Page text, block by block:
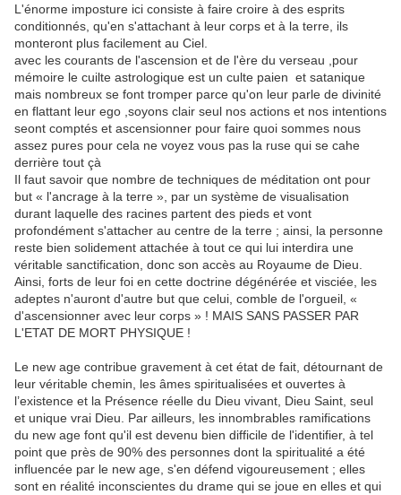
L'énorme imposture ici consiste à faire croire à des esprits
conditionnés, qu'en s'attachant à leur corps et à la terre, ils
monteront plus facilement au Ciel.
avec les courants de l'ascension et de l'ère du verseau ,pour
mémoire le cuilte astrologique est un culte paien et satanique
mais nombreux se font tromper parce qu'on leur parle de divinité
en flattant leur ego ,soyons clair seul nos actions et nos intentions
seont comptés et ascensionner pour faire quoi sommes nous
assez pures pour cela ne voyez vous pas la ruse qui se cahe
derrière tout çà
Il faut savoir que nombre de techniques de méditation ont pour
but « l'ancrage à la terre », par un système de visualisation
durant laquelle des racines partent des pieds et vont
profondément s'attacher au centre de la terre ; ainsi, la personne
reste bien solidement attachée à tout ce qui lui interdira une
véritable sanctification, donc son accès au Royaume de Dieu.
Ainsi, forts de leur foi en cette doctrine dégénérée et visciée, les
adeptes n'auront d'autre but que celui, comble de l'orgueil, «
d'ascensionner avec leur corps » ! MAIS SANS PASSER PAR
L'ETAT DE MORT PHYSIQUE !
Le new age contribue gravement à cet état de fait, détournant de
leur véritable chemin, les âmes spiritualisées et ouvertes à
l’existence et la Présence réelle du Dieu vivant, Dieu Saint, seul
et unique vrai Dieu. Par ailleurs, les innombrables ramifications
du new age font qu'il est devenu bien difficile de l'identifier, à tel
point que près de 90% des personnes dont la spiritualité a été
influencée par le new age, s'en défend vigoureusement ; elles
sont en réalité inconscientes du drame qui se joue en elles et qui